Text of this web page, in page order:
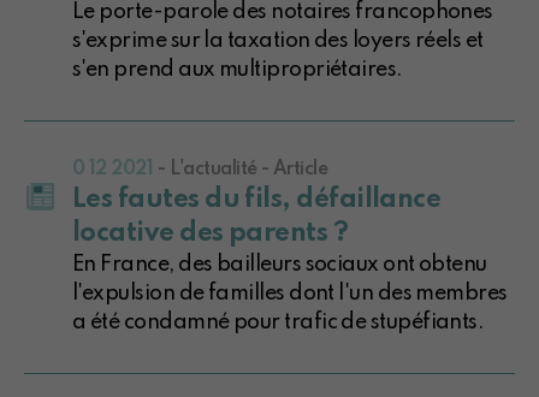
Le porte-parole des notaires francophones
s'exprime sur la taxation des loyers réels et
s'en prend aux multipropriétaires.
0 12 2021 - L'actualité - Article
Les fautes du fils, défaillance
locative des parents ?
En France, des bailleurs sociaux ont obtenu
l'expulsion de familles dont l'un des membres
a été condamné pour trafic de stupéfiants.